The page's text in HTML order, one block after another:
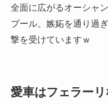
全面に広がるオーシャ
プール。嫉妬を通り過
撃を受けていますｗ
愛車はフェラー